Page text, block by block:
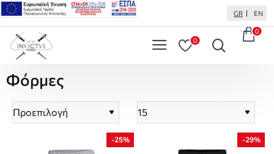
GR EN
0
0
Φόρμες
-25% -29%